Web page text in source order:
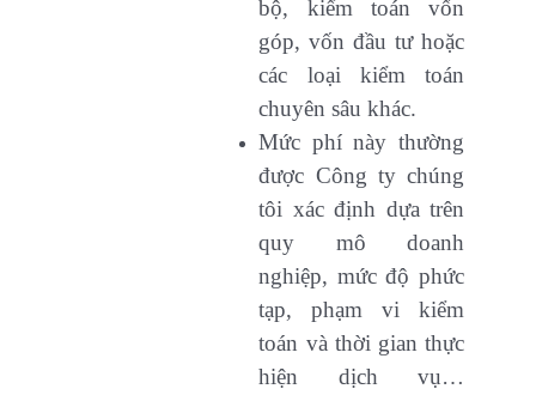
bộ, kiểm toán vốn
góp, vốn đầu tư hoặc
các loại kiểm toán
chuyên sâu khác.
Mức phí này thường
được Công ty chúng
tôi xác định dựa trên
quy mô doanh
nghiệp, mức độ phức
tạp, phạm vi kiểm
toán và thời gian thực
hiện dịch vụ…